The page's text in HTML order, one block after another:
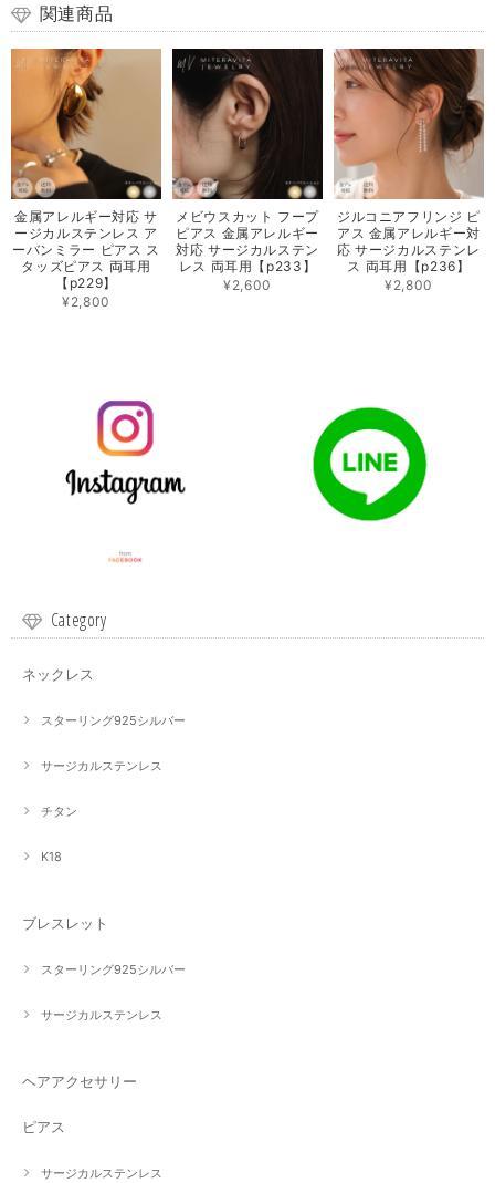
関連商品
金属アレルギー対応 サ
ージカルステンレス ア
ーバンミラー ピアス ス
タッズピアス 両耳用
【p229】
¥2,800
メビウスカット フープ
ピアス 金属アレルギー
対応 サージカルステン
レス 両耳用【p233】
¥2,600
ジルコニアフリンジ ピ
アス 金属アレルギー対
応 サージカルステンレ
ス 両耳用【p236】
¥2,800
Category
ネックレス
スターリング925シルバー
サージカルステンレス
チタン
K18
ブレスレット
スターリング925シルバー
サージカルステンレス
ヘアアクセサリー
ピアス
サージカルステンレス